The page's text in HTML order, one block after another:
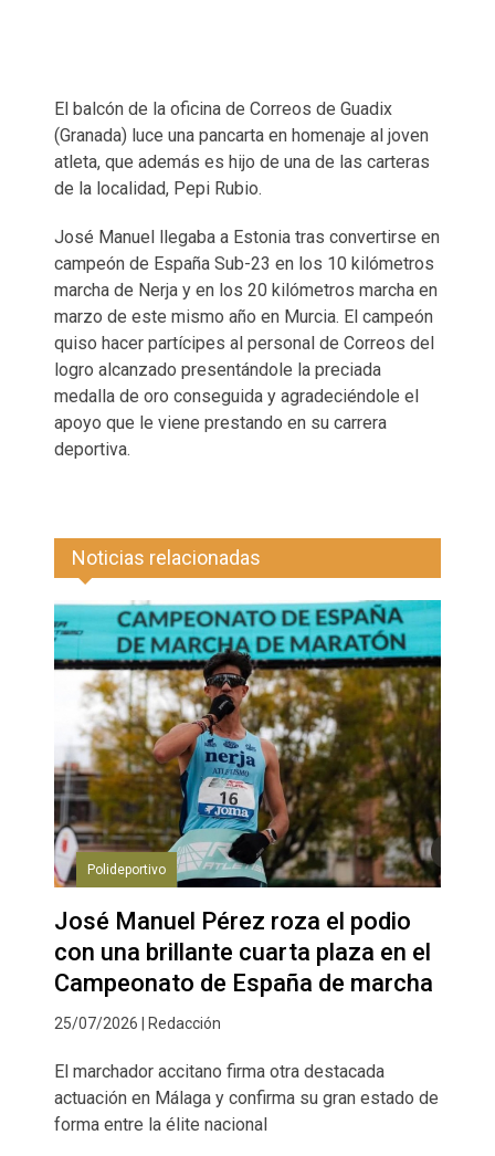
El balcón de la oficina de Correos de Guadix
(Granada) luce una pancarta en homenaje al joven
atleta, que además es hijo de una de las carteras
de la localidad, Pepi Rubio.
José Manuel llegaba a Estonia tras convertirse en
campeón de España Sub-23 en los 10 kilómetros
marcha de Nerja y en los 20 kilómetros marcha en
marzo de este mismo año en Murcia. El campeón
quiso hacer partícipes al personal de Correos del
logro alcanzado presentándole la preciada
medalla de oro conseguida y agradeciéndole el
apoyo que le viene prestando en su carrera
deportiva.
Noticias relacionadas
Polideportivo
José Manuel Pérez roza el podio
con una brillante cuarta plaza en el
Campeonato de España de marcha
25/07/2026 | Redacción
El marchador accitano firma otra destacada
actuación en Málaga y confirma su gran estado de
forma entre la élite nacional